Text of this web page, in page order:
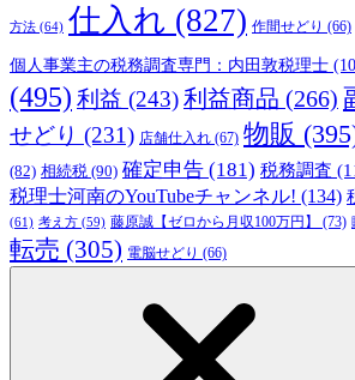
方法 (64) 仕入れ (827) 作間せどり (66)
個人事業主の税務調査専門：内田敦税理士
(495) 利益 (243)利益商品 (266)
せどり (231) 店舗仕入れ (67) 物販
(82) 相続税 (90) 確定申告 (181) 税務調査
税理士河南のYouTubeチャンネル! (134)
(61) 考え方 (59) 藤原誠【ゼロから月収100万円】 (73)
転売 (305) 電脳せどり (66)